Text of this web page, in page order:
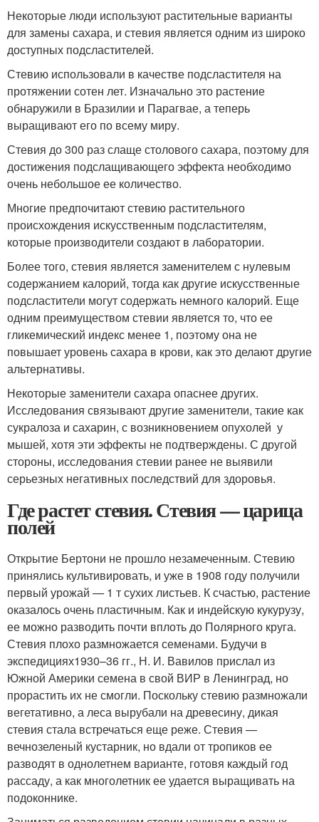
Некоторые люди используют растительные варианты
для замены сахара, и стевия является одним из широко
доступных подсластителей.
Стевию использовали в качестве подсластителя на
протяжении сотен лет. Изначально это растение
обнаружили в Бразилии и Парагвае, а теперь
выращивают его по всему миру.
Стевия до 300 раз слаще столового сахара, поэтому для
достижения подслащивающего эффекта необходимо
очень небольшое ее количество.
Многие предпочитают стевию растительного
происхождения искусственным подсластителям,
которые производители создают в лаборатории.
Более того, стевия является заменителем с нулевым
содержанием калорий, тогда как другие искусственные
подсластители могут содержать немного калорий. Еще
одним преимуществом стевии является то, что ее
гликемический индекс менее 1, поэтому она не
повышает уровень сахара в крови, как это делают другие
альтернативы.
Некоторые заменители сахара опаснее других.
Исследования связывают другие заменители, такие как
сукралоза и сахарин, с возникновением опухолей у
мышей, хотя эти эффекты не подтверждены. С другой
стороны, исследования стевии ранее не выявили
серьезных негативных последствий для здоровья.
Где растет стевия. Стевия — царица
полей
Открытие Бертони не прошло незамеченным. Стевию
принялись культивировать, и уже в 1908 году получили
первый урожай — 1 т сухих листьев. К счастью, растение
оказалось очень пластичным. Как и индейскую кукурузу,
ее можно разводить почти вплоть до Полярного круга.
Стевия плохо размножается семенами. Будучи в
экспедициях1930–36 гг., Н. И. Вавилов прислал из
Южной Америки семена в свой ВИР в Ленинград, но
прорастить их не смогли. Поскольку стевию размножали
вегетативно, а леса вырубали на древесину, дикая
стевия стала встречаться еще реже. Стевия —
вечнозеленый кустарник, но вдали от тропиков ее
разводят в однолетнем варианте, готовя каждый год
рассаду, а как многолетник ее удается выращивать на
подоконнике.